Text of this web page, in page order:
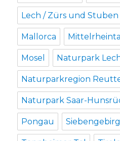
Lech / Zürs und
Mallorca Mittelrheintal
Mosel Naturpark
Naturparkregion
Naturpark Saar-
Pongau